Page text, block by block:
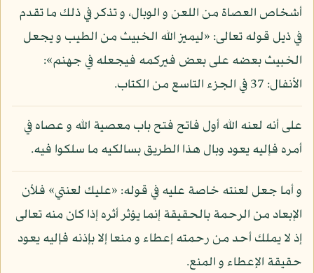
أشخاص العصاة من اللعن و الوبال، و تذكر في ذلك ما تقدم
في ذيل قوله تعالى: «ليميز الله الخبيث من الطيب و يجعل
الخبيث بعضه على بعض فيركمه فيجعله في جهنم»:
الأنفال: 37 في الجزء التاسع من الكتاب.
على أنه لعنه الله أول فاتح فتح باب معصية الله و عصاه في
أمره فإليه يعود وبال هذا الطريق بسالكيه ما سلكوا فيه.
و أما جعل لعنته خاصة عليه في قوله: «عليك لعنتي» فلأن
الإبعاد من الرحمة بالحقيقة إنما يؤثر أثره إذا كان منه تعالى
إذ لا يملك أحد من رحمته إعطاء و منعا إلا بإذنه فإليه يعود
حقيقة الإعطاء و المنع.